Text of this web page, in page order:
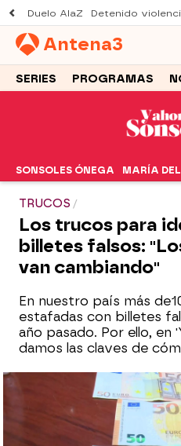
Duelo AlaZ Detenido
Antena3
SERIES PROGRAMAS
SONSOLES ÓNEGA MARÍA
TRUCOS
Los trucos para
billetes falsos:
van cambiando"
En nuestro país más de
estafadas con billetes
año pasado. Por ello, en
damos las claves de
Le estafaron 22 mil
pasar por un falso
feria y se fue sin